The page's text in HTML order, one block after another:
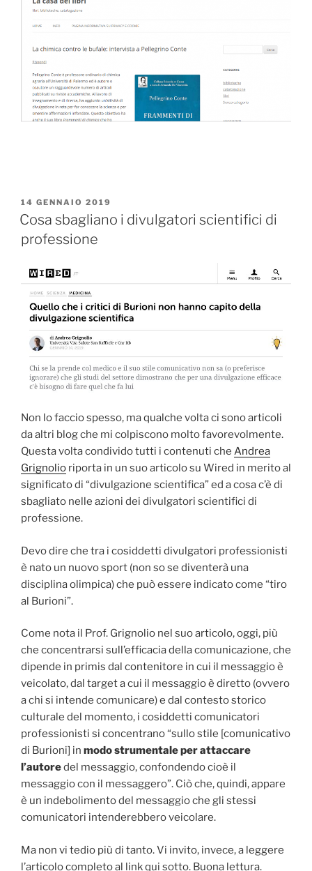
PUBBLICATO
IL
14 GENNAIO 2019
Cosa sbagliano i divulgatori scientifici di
professione
Non lo faccio spesso, ma qualche volta ci sono articoli
da altri blog che mi colpiscono molto favorevolmente.
Questa volta condivido tutti i contenuti che Andrea
Grignolio riporta in un suo articolo su Wired in merito al
significato di “divulgazione scientifica” ed a cosa c’è di
sbagliato nelle azioni dei divulgatori scientifici di
professione.
Devo dire che tra i cosiddetti divulgatori professionisti
è nato un nuovo sport (non so se diventerà una
disciplina olimpica) che può essere indicato come “tiro
al Burioni”.
Come nota il Prof. Grignolio nel suo articolo, oggi, più
che concentrarsi sull’efficacia della comunicazione, che
dipende in primis dal contenitore in cui il messaggio è
veicolato, dal target a cui il messaggio è diretto (ovvero
a chi si intende comunicare) e dal contesto storico
culturale del momento, i cosiddetti comunicatori
professionisti si concentrano “sullo stile [comunicativo
di Burioni] in modo strumentale per attaccare
l’autoredel messaggio, confondendo cioè il
messaggio con il messaggero”. Ciò che, quindi, appare
è un indebolimento del messaggio che gli stessi
comunicatori intenderebbero veicolare.
Ma non vi tedio più di tanto. Vi invito, invece, a leggere
l’articolo completo al link qui sotto. Buona lettura.